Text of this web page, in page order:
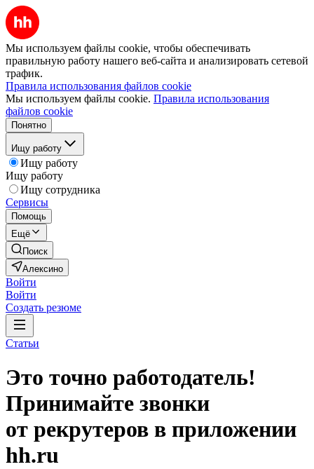
Мы используем файлы cookie, чтобы обеспечивать
правильную работу нашего веб-сайта и анализировать сетевой
трафик.
Правила использования файлов cookie
Мы используем файлы cookie. Правила использования
файлов cookie
Понятно
Ищу работу
Ищу работу
Ищу работу
Ищу сотрудника
Сервисы
Помощь
Ещё
Поиск
Алексино
Войти
Войти
Создать резюме
Статьи
Это точно работодатель!
Принимайте звонки
от рекрутеров в приложении
hh.ru